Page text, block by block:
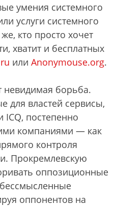
умения системного
услуги системного
кто просто хочет
хватит и бесплатных
или Anonymouse.org.
невидимая борьба.
для властей сервисы,
постепенно
компаниями — как
контроля
Прокремлевскую
оппозиционные
оппонентов на